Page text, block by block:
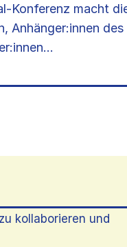
Konferenz macht
Anhänger:innen des
kollaborieren und